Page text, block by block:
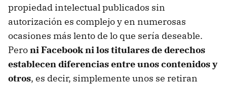
propiedad intelectual publicados sin
autorización es complejo y en numerosas
ocasiones más lento de lo que sería deseable.
Peroni Facebook ni los titulares de derechos
establecen diferencias entre unos contenidos y
otros, es decir, simplemente unos se retiran